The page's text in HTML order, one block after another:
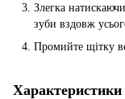
Злегка
зуби вздовж
Промийте щітку
Характеристики